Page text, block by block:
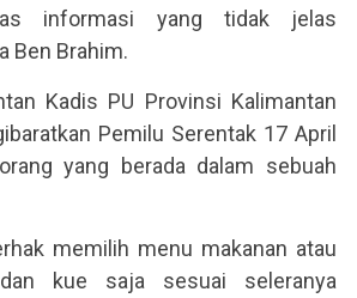
informasi yang tidak jelas
Ben Brahim.
Kadis PU Provinsi Kalimantan
Pemilu Serentak 17 April
yang berada dalam sebuah
memilih menu makanan atau
kue saja sesuai seleranya